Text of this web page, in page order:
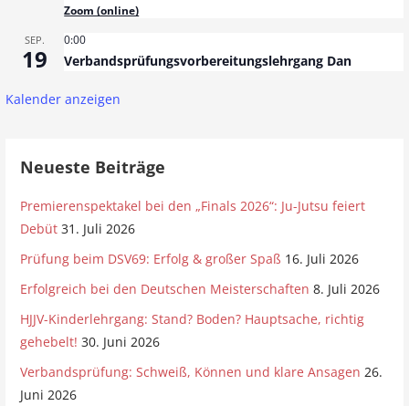
Zoom (online)
SEP.
19
0:00
Verbandsprüfungsvorbereitungslehrgang Dan
Kalender anzeigen
Neueste Beiträge
Premierenspektakel bei den „Finals 2026“: Ju-Jutsu feiert
Debüt 31. Juli 2026
Prüfung beim DSV69: Erfolg & großer Spaß 16. Juli 2026
Erfolgreich bei den Deutschen Meisterschaften 8. Juli 2026
HJJV-Kinderlehrgang: Stand? Boden? Hauptsache, richtig
gehebelt! 30. Juni 2026
Verbandsprüfung: Schweiß, Können und klare Ansagen 26.
Juni 2026